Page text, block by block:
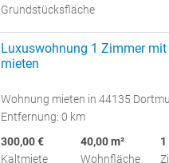
Grundstücksfläche
Luxuswohnung 1 Zimmer
mieten
Wohnung mieten in 44135
Entfernung: 0 km
300,00 €
Kaltmiete
40,00 m²
Wohnfläche
1